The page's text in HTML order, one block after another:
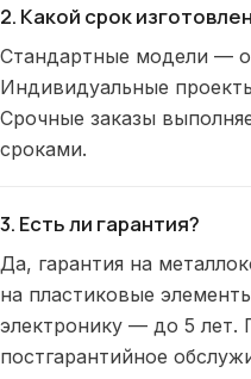
2. Какой срок
Стандартные модели —
Индивидуальные
Срочные заказы
сроками.
3. Есть ли гарантия?
Да, гарантия на
на пластиковые
электронику — до 5 лет.
постгарантийное